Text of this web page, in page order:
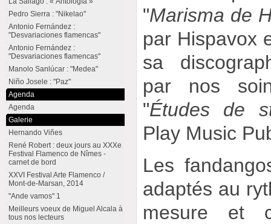
"Marisma de
par Hispavox
sa
par nos
"Études de
Play Music
Les
adaptés au
mesure et
Pedro Sierra : "Nikelao"
Antonio Fernández :
"Desvariaciones flamencas"
Antonio Fernández :
"Desvariaciones flamencas"
Manolo Sanlúcar : "Medea"
Niño Josele : "Paz"
Agenda
Agenda
Galerie
Hernando Viñes
René Robert : deux jours au XXXe
Festival Flamenco de Nîmes -
carnet de bord
XXVI Festival Arte Flamenco /
Mont-de-Marsan, 2014
"Ande vamos" 1
Meilleurs voeux de Miguel Alcala à
tous nos lecteurs